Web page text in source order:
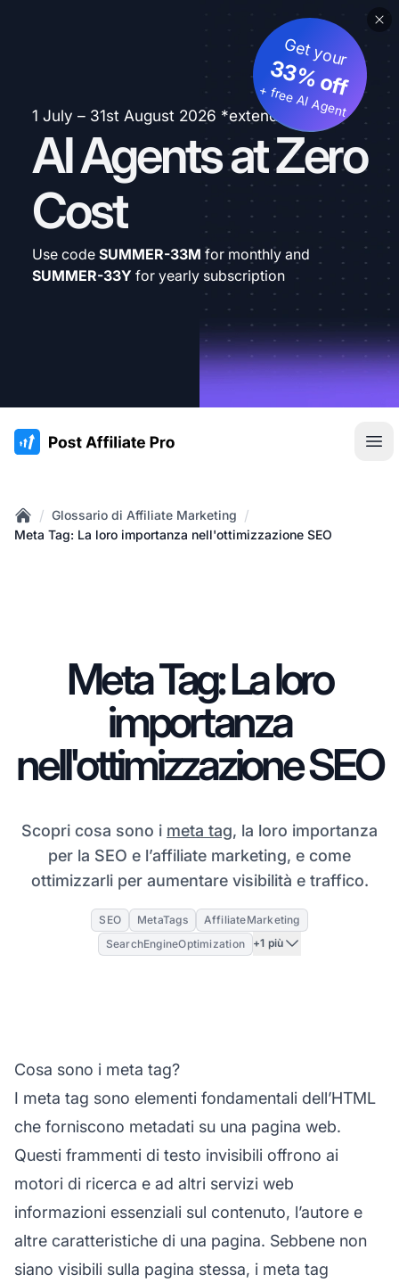
1 July – 31st August 2026 *extended
AI Agents at Zero
Cost
Get your
33% off
+ free AI Agent
Use code SUMMER-33M for monthly and
SUMMER-33Y for yearly subscription
:site.title
Home
/ Glossario di Affiliate Marketing /
Meta Tag: La loro importanza nell'ottimizzazione SEO
Meta Tag: La loro
importanza
nell'ottimizzazione SEO
Scopri cosa sono i meta tag, la loro importanza
per la SEO e l’affiliate marketing, e come
ottimizzarli per aumentare visibilità e traffico.
SEO MetaTags
AffiliateMarketing
SearchEngineOptimization
+1 più
Cosa sono i meta tag?
I meta tag sono elementi fondamentali dell’HTML
che forniscono metadati su una pagina web.
Questi frammenti di testo invisibili offrono ai
motori di ricerca e ad altri servizi web
informazioni essenziali sul contenuto, l’autore e
altre caratteristiche di una pagina. Sebbene non
siano visibili sulla pagina stessa, i meta tag